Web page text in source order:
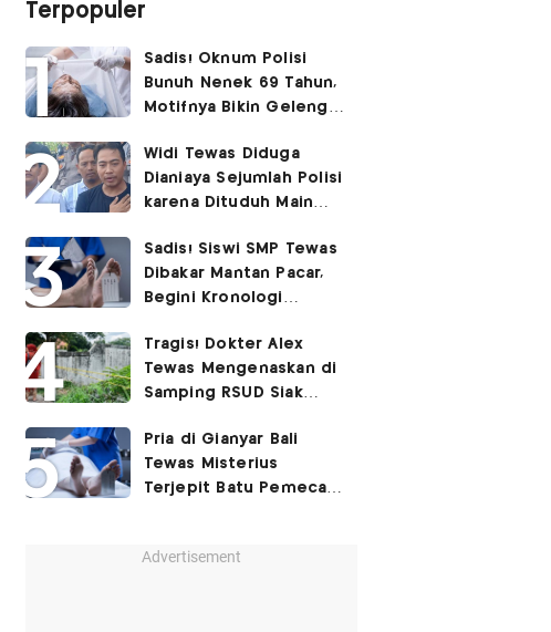
Terpopuler
Sadis! Oknum Polisi
Bunuh Nenek 69 Tahun,
Motifnya Bikin Geleng
Widi Tewas Diduga
Dianiaya Sejumlah Polisi
karena Dituduh Main
Sadis! Siswi SMP Tewas
Dibakar Mantan Pacar,
Begini Kronologi
Tragis! Dokter Alex
Tewas Mengenaskan di
Samping RSUD Siak
Rocuronium
Pria di Gianyar Bali
Tewas Misterius
Terjepit Batu Pemecah
Advertisement